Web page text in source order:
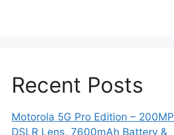
Recent Posts
Motorola 5G Pro Edition – 200MP
DSLR Lens, 7600mAh Battery &